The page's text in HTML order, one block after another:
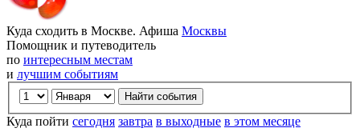
Куда сходить в Москве. Афиша Москвы
Помощник и путеводитель
по интересным местам
и лучшим событиям
Куда пойти сегодня завтра в выходные в этом месяце